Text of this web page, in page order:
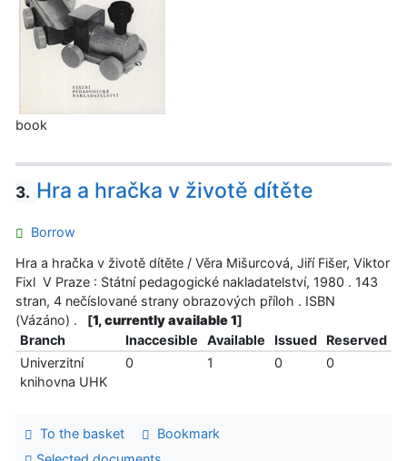
book
3. Hra a hračka v životě dítěte
Borrow
Hra a hračka v životě dítěte / Věra Mišurcová, Jiří Fišer, Viktor
Fixl V Praze : Státní pedagogické nakladatelství, 1980 . 143
stran, 4 nečíslované strany obrazových příloh . ISBN
(Vázáno) .
[1, currently available 1]
Branch
Inaccesible Available Issued
Reserved
Univerzitní
knihovna UHK
0 1 0 0
To the basket
Bookmark